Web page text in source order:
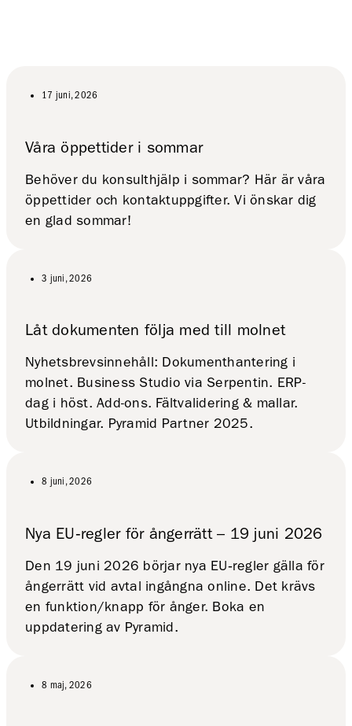
17 juni, 2026
Våra öppettider i sommar
Behöver du konsulthjälp i sommar? Här är våra
öppettider och kontaktuppgifter. Vi önskar dig
en glad sommar!
3 juni, 2026
Låt dokumenten följa med till molnet
Nyhetsbrevsinnehåll: Dokumenthantering i
molnet. Business Studio via Serpentin. ERP-
dag i höst. Add-ons. Fältvalidering & mallar.
Utbildningar. Pyramid Partner 2025.
8 juni, 2026
Nya EU‑regler för ångerrätt – 19 juni 2026
Den 19 juni 2026 börjar nya EU‑regler gälla för
ångerrätt vid avtal ingångna online. Det krävs
en funktion/knapp för ånger. Boka en
uppdatering av Pyramid.
8 maj, 2026